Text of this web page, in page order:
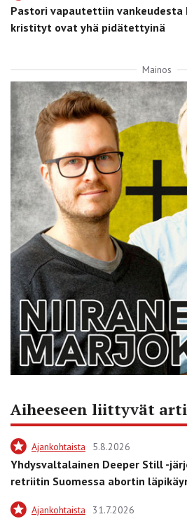
Pastori vapautettiin vankeudesta
kristityt ovat yhä pidätettyinä
Mainos
Aiheeseen liittyvät
Ajankohtaista 5.8.2026
Yhdysvaltalainen Deeper Still -
retriitin Suomessa abortin
Ajankohtaista 31.7.2026